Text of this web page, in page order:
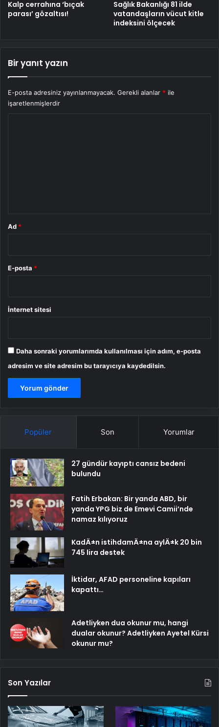
Kalp cerrahına ‘bıçak
parası’ gözaltısı!
Sağlık Bakanlığı 81 ilde
vatandaşların vücut kitle
indeksini ölçecek
Bir yanıt yazın
E-posta adresiniz yayınlanmayacak. Gerekli alanlar * ile
işaretlenmişlerdir
Ad *
E-posta *
İnternet sitesi
Daha sonraki yorumlarımda kullanılması için adım, e-posta
adresim ve site adresim bu tarayıcıya kaydedilsin.
Popüler Son Yorumlar
27 gündür kayıptı cansız bedeni
bulundu
Fatih Erbakan: Bir yanda ABD, bir
yanda YPG biz de Emevi Camii’nde
namaz kılıyoruz
KadÄ±n istihdamÄ±na aylÄ±k 20 bin
745 lira destek
İktidar, AFAD personeline kapıları
kapattı…
Adetliyken dua okunur mu, hangi
dualar okunur? Adetliyken Ayetel Kürsi
okunur mu?
Son Yazılar